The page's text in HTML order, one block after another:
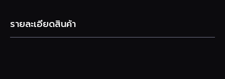
รายละเอียดสินค้า